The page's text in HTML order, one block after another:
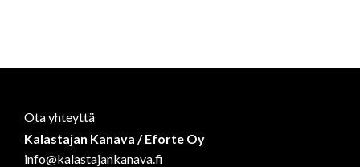
Ota yhteyttä
Kalastajan Kanava / Eforte Oy
info@kalastajankanava.fi